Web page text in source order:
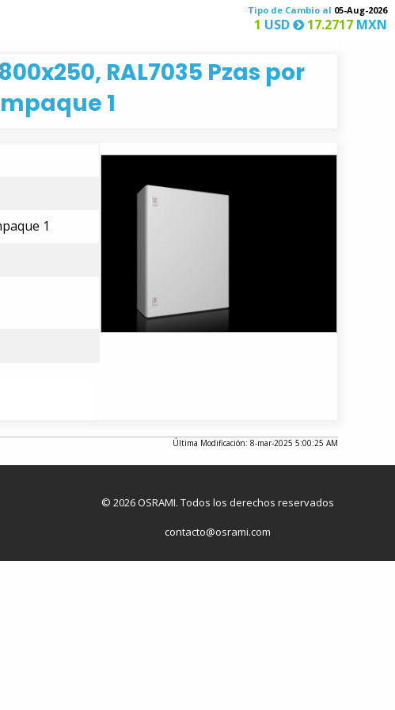
Tipo de Cambio al 05-Aug-2026
1 USD 17.2717 MXN
RAL7035 Pzas por
1
1
Última Modificación: 8-mar-2025 5:00:25 AM
© 2026 OSRAMI. Todos los derechos reservados
contacto@osrami.com